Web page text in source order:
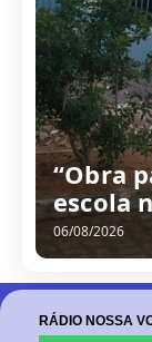
“Obra
escola
06/08/2026
RÁDIO NOSSA